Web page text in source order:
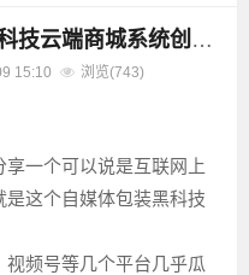
谈谈大网红如何利用抖音黑科技云端商城系统创造不朽神话
15:10 浏览(743)
一个可以说是互联网上
这个自媒体包装黑科技
视频号等几个平台几乎瓜